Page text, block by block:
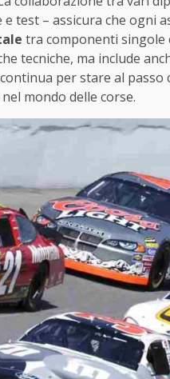
test – assicura che ogni
tra componenti singole
tecniche, ma include
per stare al passo
mondo delle corse.